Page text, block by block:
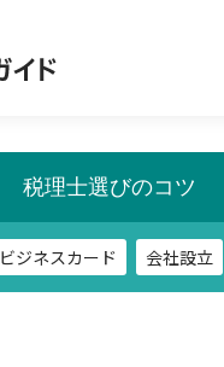
税理士選びのコツ
ビジネスカード 会社設立